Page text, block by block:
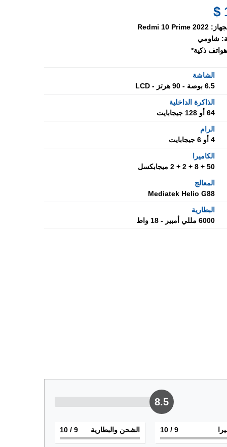
Redmi 10 Prime 2022
شاومي
هواتف ذكية*
الشاشة
6.5 بوصة - 90 هرتز - LCD
الذاكرة الداخلية
64 أو 128 جيجابايت
الرام
4 أو 6 جيجابايت
الكاميرا
50 + 8 + 2 + 2 ميجابكسل
المعالج
Mediatek Helio G88
البطارية
6000 مللي أمبير - 18 واط
8.5
9
/ 10 الشحن والبطارية 9
/ 10